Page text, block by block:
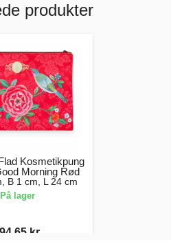
produkter
Kosmetikpung
Morning Rød
B 1 cm, L 24 cm
På lager
kr.